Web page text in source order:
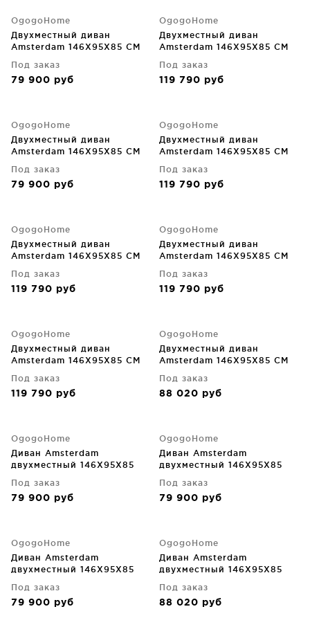
OgogoHome
Двухместный диван
Amsterdam 146X95X85 CM
Под заказ
79 900 руб
OgogoHome
Двухместный диван
Amsterdam 146X95X85 CM
Под заказ
119 790 руб
OgogoHome
Двухместный диван
Amsterdam 146X95X85 CM
Под заказ
79 900 руб
OgogoHome
Двухместный диван
Amsterdam 146X95X85 CM
Под заказ
119 790 руб
OgogoHome
Двухместный диван
Amsterdam 146X95X85 CM
Под заказ
119 790 руб
OgogoHome
Двухместный диван
Amsterdam 146X95X85 CM
Под заказ
119 790 руб
OgogoHome
Двухместный диван
Amsterdam 146X95X85 CM
Под заказ
119 790 руб
OgogoHome
Двухместный диван
Amsterdam 146X95X85 CM
Под заказ
88 020 руб
OgogoHome
Диван Amsterdam
двухместный 146X95X85
Под заказ
79 900 руб
OgogoHome
Диван Amsterdam
двухместный 146X95X85
Под заказ
79 900 руб
OgogoHome
Диван Amsterdam
двухместный 146X95X85
Под заказ
79 900 руб
OgogoHome
Диван Amsterdam
двухместный 146X95X85
Под заказ
88 020 руб